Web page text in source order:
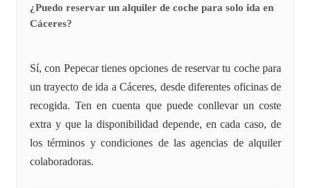
¿Puedo reservar un alquiler de coche para solo ida en
Cáceres?
Sí, con Pepecar tienes opciones de reservar tu coche para
un trayecto de ida a Cáceres, desde diferentes oficinas de
recogida. Ten en cuenta que puede conllevar un coste
extra y que la disponibilidad depende, en cada caso, de
los términos y condiciones de las agencias de alquiler
colaboradoras.